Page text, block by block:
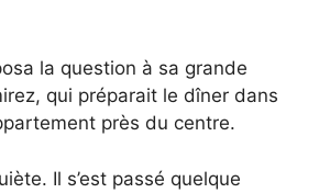
la question à sa grande
qui préparait le dîner dans
près du centre.
Il s’est passé quelque